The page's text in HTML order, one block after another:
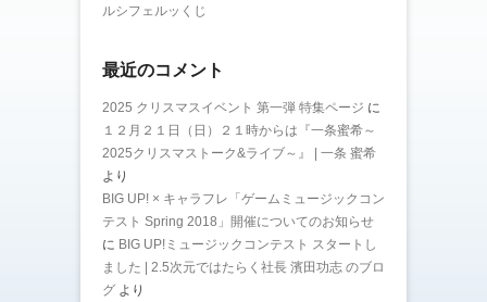
ルシフェルッくじ
最近のコメント
2025 クリスマスイベント 第一弾 特集ページ に
１２月２１日（日）２１時からは『一条蜜希～
2025クリスマストーク&ライブ～』 | 一条 蜜希
より
BIG UP! × キャラフレ「ゲームミュージックコン
テスト Spring 2018」開催についてのお知らせ
に BIG UP!ミュージックコンテスト スタートし
ました | 2.5次元ではたらく社長 濱田功志 のブロ
グ より